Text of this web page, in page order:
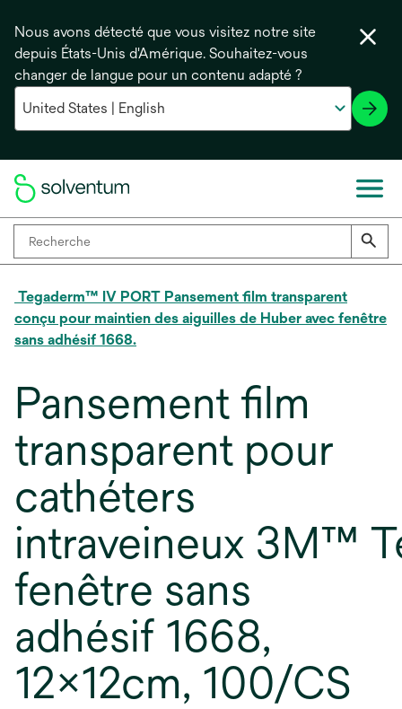
Nous avons détecté que vous visitez notre site
depuis États-Unis d'Amérique. Souhaitez-vous
changer de langue pour un contenu adapté ?
Tegaderm™ IV PORT Pansement film transparent
conçu pour maintien des aiguilles de Huber avec fenêtre
sans adhésif 1668.
Pansement film
transparent pour
cathéters
intraveineux 3M™
fenêtre sans
adhésif 1668,
12x12cm, 100/CS